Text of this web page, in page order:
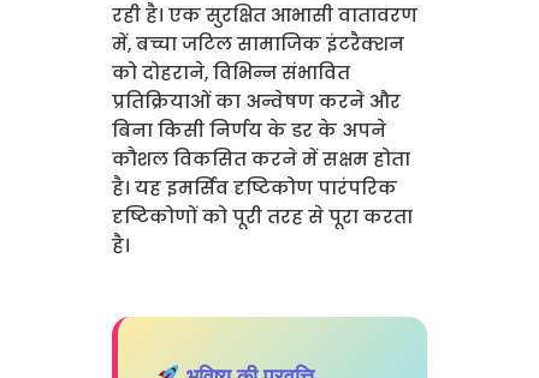
रही है। एक सुरक्षित आभासी वातावरण
में, बच्चा जटिल सामाजिक इंटरैक्शन
को दोहराने, विभिन्न संभावित
प्रतिक्रियाओं का अन्वेषण करने और
बिना किसी निर्णय के डर के अपने
कौशल विकसित करने में सक्षम होता
है। यह इमर्सिव दृष्टिकोण पारंपरिक
दृष्टिकोणों को पूरी तरह से पूरा करता
है।